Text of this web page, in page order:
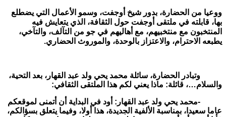
ووعيا من الحضارة، بدور شيخ أوجفت، وسمو الأعمال التي يضطلع
بها، قابلته في ملتقى أوجفت حول الثقافة، الذي يتعايش فيه
المنتخبون مع منتخبيهم، مع أهاليهم في جو من التآلف، والتآخي،
يطبعه الاحترام، والاعتزاز بالوحدة، والموروث الحضاري.
وتبادر الحضارة، سائلة محمد يحي ولد عبد القهار، بعد التحية،
والسلام…، قائلة: ماذا يعني لكم هذا الملتقى الثقافي:
-محمد يحي ولد عبد القهار: أود في البداية أن أتمنى لموقعكم
عاما سعيدا، بمناسبة الألفية الجديدة، هذا أولا، وفيما يتعلق بسؤالكم،